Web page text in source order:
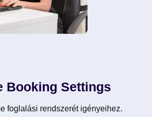
Booking Settings
foglalási rendszerét igényeihez.